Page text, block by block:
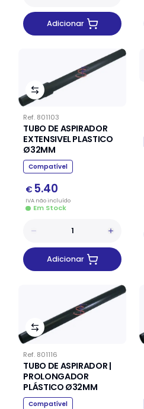
Adicionar
Ref. 801103
TUBO DE ASPIRADOR
EXTENSIVEL PLASTICO
Ø32MM
Compatível
€ 5.40
IVA nãoincluído
Em Stock
Adicionar
Ref. 801116
TUBO DE ASPIRADOR |
PROLONGADOR
PLÁSTICO Ø32MM
Compatível